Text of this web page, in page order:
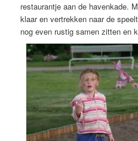
restaurantje aan de havenkade.
klaar en vertrekken naar de
nog even rustig samen zitten en